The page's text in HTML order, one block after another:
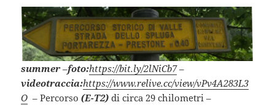
summer –foto:https://bit.ly/2lNiCb7 –
videotraccia:https://www.relive.cc/view/vPv4A283L3
O – Percorso(E-T2) di circa 29 chilometri –